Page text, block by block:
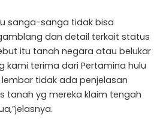
sanga-sanga tidak bisa
dan detail terkait status
itu tanah negara atau belukar
kami terima dari Pertamina hulu
tidak ada penjelasan
tanah yg mereka klaim tengah